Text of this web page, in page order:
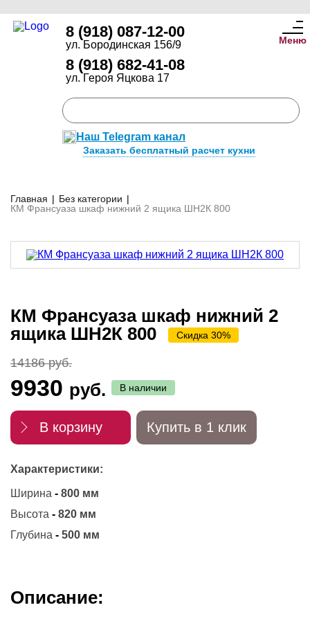
8 (918) 087-12-00
ул. Бородинская 156/9
8 (918) 682-41-08
ул. Героя Яцкова 17
Наш Telegram канал
Заказать бесплатный расчет кухни
Меню
Главная | Без категории |
КМ Франсуаза шкаф нижний 2 ящика ШН2К 800
КМ Франсуаза шкаф нижний 2
ящика ШН2К 800
Скидка 30%
14186 руб.
9930 руб. В наличии
В корзину Купить в 1 клик
Характеристики:
Ширина - 800 мм
Высота - 820 мм
Глубина - 500 мм
Описание: